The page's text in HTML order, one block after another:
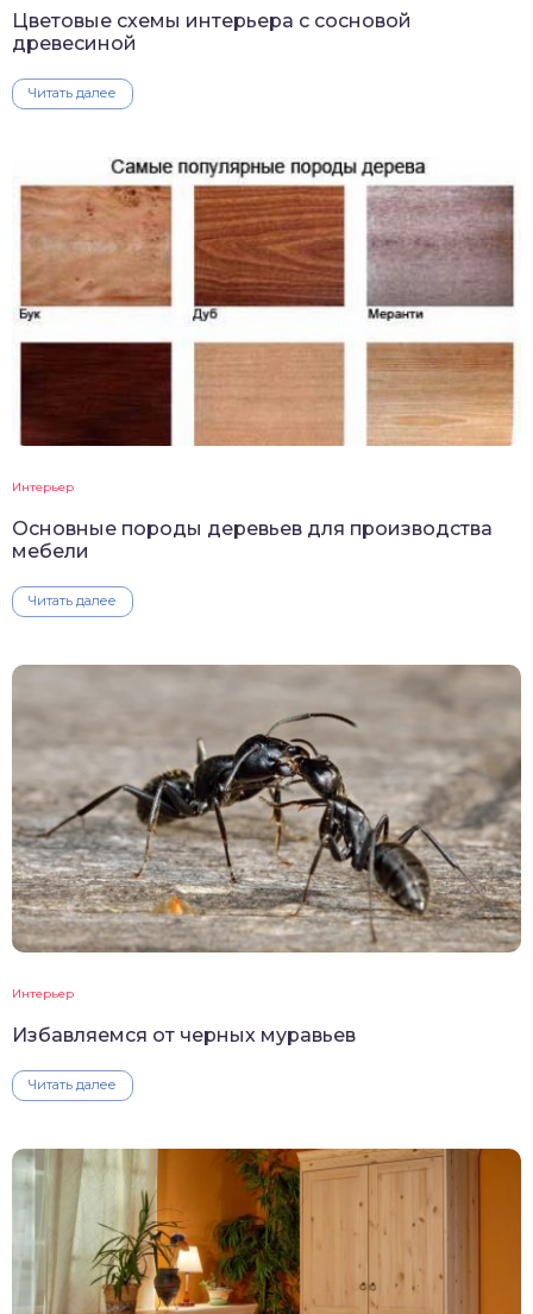
Цветовые схемы интерьера с сосновой
древесиной
Читать далее
Интерьер
Основные породы деревьев для производства
мебели
Читать далее
Интерьер
Избавляемся от черных муравьев
Читать далее